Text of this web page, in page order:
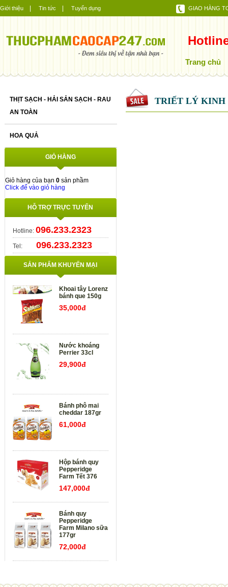
Giới thiệu Tin tức Tuyển dụng GIAO HÀNG
Trang chủ
THỊT SẠCH - HẢI SẢN SẠCH - RAU
AN TOÀN
HOA QUẢ
GIỎ HÀNG
Giỏ hàng của bạn 0 sản phầm
Click để vào giỏ hàng
HỖ TRỢ TRỰC TUYẾN
Hotline: 096.233.2323
Tel: 096.233.2323
SẢN PHẨM KHUYẾN MẠI
Khoai tây Lorenz
bánh que 150g
35,000đ
Nước khoáng
Perrier 33cl
29,900đ
Bánh phô mai
cheddar 187gr
61,000đ
Hộp bánh quy
Pepperidge
Farm Tết 376
147,000đ
Bánh quy
Pepperidge
Farm Milano sữa
177gr
72,000đ
TRIẾT LÝ KINH